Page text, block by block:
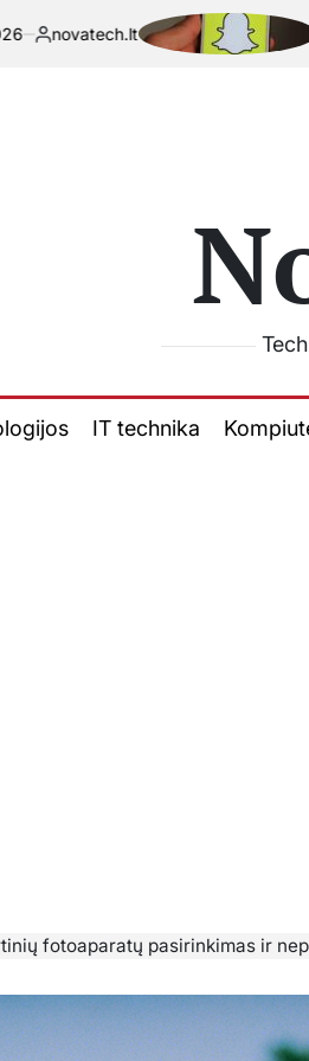
TikTok
IT technika
fotoaparatų pasirinkimas ir